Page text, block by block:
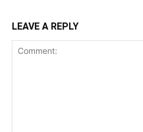
LEAVE A REPLY